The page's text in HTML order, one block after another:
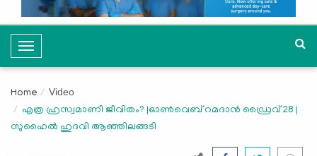
T
o
g
l
e
Home Video
എത്ര ഹ്രസ്വമാണീ ജീവിതം? |ഓണ്‍വെബ് റമദാന്‍ ഡ്രൈവ് 28 |
സുഹൈല്‍ ഹുദവി ആഞ്ഞിലങ്ങടി